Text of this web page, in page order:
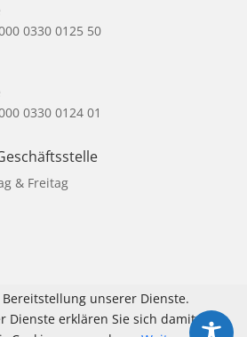
0330 0125 50
0330 0124 01
& Freitag
unserer Dienste.
Dienste erklären Sie sich damit